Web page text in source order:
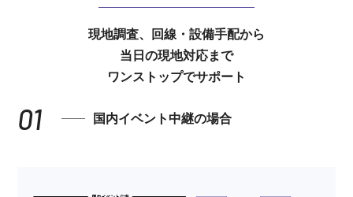
現地調査、回線・設備手配から
当日の現地対応まで
ワンストップでサポート
01 国内イベント中継の場合